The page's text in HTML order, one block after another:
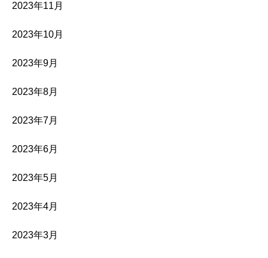
2023年11月
2023年10月
2023年9月
2023年8月
2023年7月
2023年6月
2023年5月
2023年4月
2023年3月